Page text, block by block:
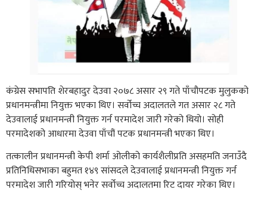
कंग्रेस सभापति शेरबहादुर देउवा २०७८ असार २९ गते पाँचौपटक मुलुकको
प्रधानमन्त्रीमा नियुक्त भएका थिए। सर्वोच्च अदालतले गत असार २८ गते
देउवालाई प्रधानमन्त्री नियुक्त गर्न परमादेश जारी गरेको थियो। सोही
परमादेशको आधारमा देउवा पाँचौं पटक प्रधानमन्त्री भएका थिए।
तत्कालीन प्रधानमन्त्री केपी शर्मा ओलीको कार्यशैलीप्रति असहमति जनाउँदै
प्रतिनिधिसभाका बहुमत १४९ सांसदले देउवालाई प्रधानमन्त्री नियुक्त गर्न
परमादेश जारी गरियोस् भनेर सर्वोच्च अदालतमा रिट दायर गरेका थिए।